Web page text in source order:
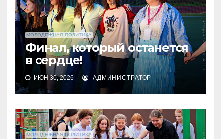
МОЛОДЕЖНАЯ ПОЛИТИКА
Финал, который останется
в сердце!
ИЮН 30, 2026 АДМИНИСТРАТОР
МОЛОДЕЖНАЯ ПОЛИТИКА